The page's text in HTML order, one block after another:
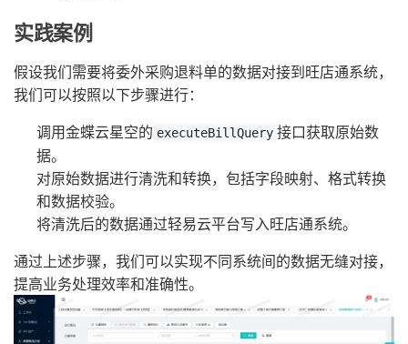
实践案例
假设我们需要将委外采购退料单的数据对接到旺店通系统，
我们可以按照以下步骤进行：
调用金蝶云星空的 executeBillQuery 接口获取原始数
据。
对原始数据进行清洗和转换，包括字段映射、格式转换
和数据校验。
将清洗后的数据通过轻易云平台写入旺店通系统。
通过上述步骤，我们可以实现不同系统间的数据无缝对接，
提高业务处理效率和准确性。